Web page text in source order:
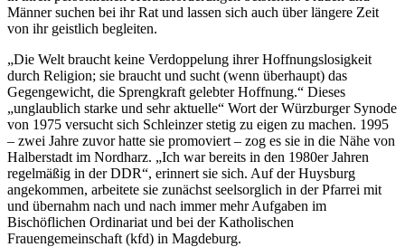
Männer suchen bei ihr Rat und lassen sich auch über längere Zeit
von ihr geistlich begleiten.
„Die Welt braucht keine Verdoppelung ihrer Hoffnungslosigkeit
durch Religion; sie braucht und sucht (wenn überhaupt) das
Gegengewicht, die Sprengkraft gelebter Hoffnung.“ Dieses
„unglaublich starke und sehr aktuelle“ Wort der Würzburger Synode
von 1975 versucht sich Schleinzer stetig zu eigen zu machen. 1995
– zwei Jahre zuvor hatte sie promoviert – zog es sie in die Nähe von
Halberstadt im Nordharz. „Ich war bereits in den 1980er Jahren
regelmäßig in der DDR“, erinnert sie sich. Auf der Huysburg
angekommen, arbeitete sie zunächst seelsorglich in der Pfarrei mit
und übernahm nach und nach immer mehr Aufgaben im
Bischöflichen Ordinariat und bei der Katholischen
Frauengemeinschaft (kfd) in Magdeburg.